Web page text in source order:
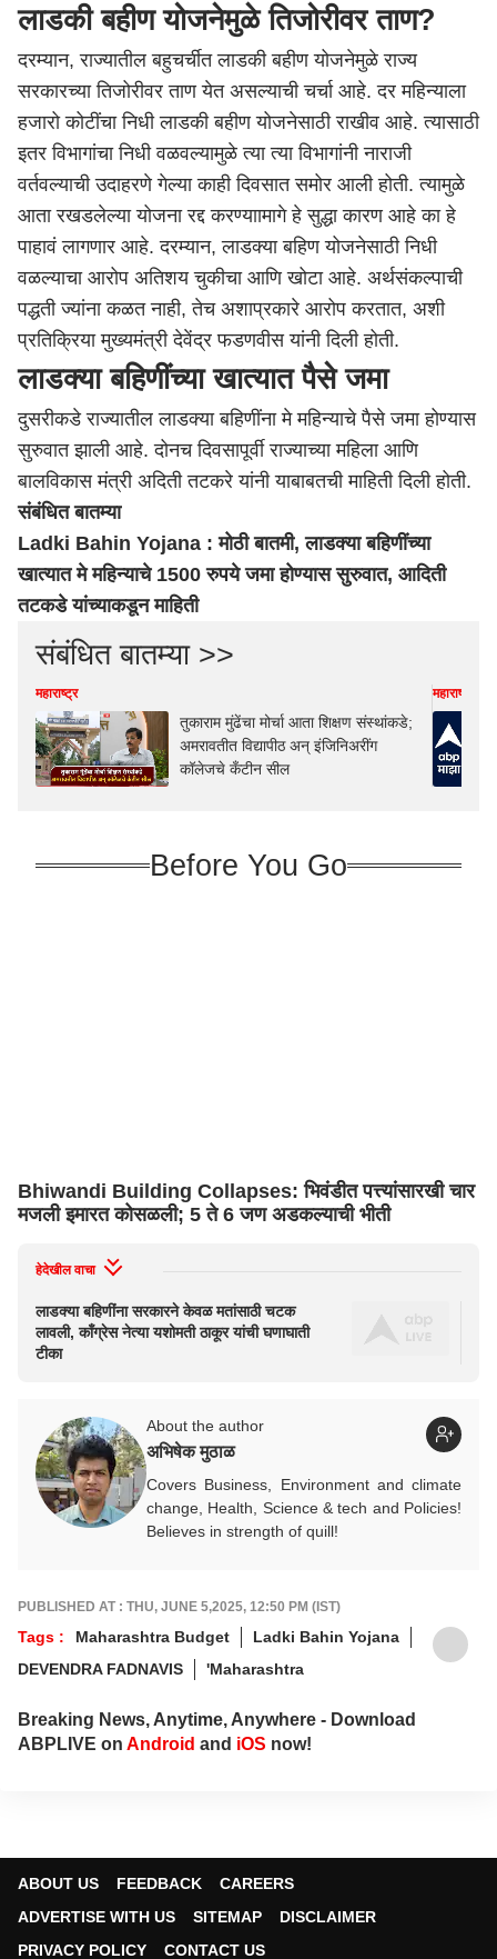
लाडकी बहीण योजनेमुळे तिजोरीवर ताण?
दरम्यान, राज्यातील बहुचर्चीत लाडकी बहीण योजनेमुळे राज्य
सरकारच्या तिजोरीवर ताण येत असल्याची चर्चा आहे. दर महिन्याला
हजारो कोटींचा निधी लाडकी बहीण योजनेसाठी राखीव आहे. त्यासाठी
इतर विभागांचा निधी वळवल्यामुळे त्या त्या विभागांनी नाराजी
वर्तवल्याची उदाहरणे गेल्या काही दिवसात समोर आली होती. त्यामुळे
आता रखडलेल्या योजना रद्द करण्याामागे हे सुद्धा कारण आहे का हे
पाहावं लागणार आहे. दरम्यान, लाडक्या बहिण योजनेसाठी निधी
वळल्याचा आरोप अतिशय चुकीचा आणि खोटा आहे. अर्थसंकल्पाची
पद्धती ज्यांना कळत नाही, तेच अशाप्रकारे आरोप करतात, अशी
प्रतिक्रिया मुख्यमंत्रीदेवेंद्र फडणवीसयांनी दिली होती.
लाडक्या बहिणींच्या खात्यात पैसे जमा
दुसरीकडे राज्यातील लाडक्या बहिणींना मे महिन्याचे पैसे जमा होण्यास
सुरुवात झाली आहे. दोनच दिवसापूर्वी राज्याच्या महिला आणि
बालविकास मंत्री अदिती तटकरे यांनी याबाबतची माहिती दिली होती.
संबंधित बातम्या
Ladki Bahin Yojana : मोठी बातमी, लाडक्या बहिणींच्या
खात्यात मे महिन्याचे 1500 रुपये जमा होण्यास सुरुवात, आदिती
तटकडे यांच्याकडून माहिती
संबंधित बातम्या >>
महाराष्ट्र
तुकाराम मुंढेंचा मोर्चा आता शिक्षण संस्थांकडे;
अमरावतीत विद्यापीठ अन् इंजिनिअरींग
कॉलेजचे कँटीन सील
महाराष्ट्र
Before You Go
Bhiwandi Building Collapses: भिवंडीत पत्त्यांसारखी चार
मजली इमारत कोसळली; 5 ते 6 जण अडकल्याची भीती
हेदेखील वाचा
लाडक्या बहि‍णींना सरकारने केवळ मतांसाठी चटक
लावली, काँग्रेस नेत्या यशोमती ठाकूर यांची घणाघाती
टीका
About the author
अभिषेक मुठाळ
Covers Business, Environment and climate
change, Health, Science & tech and Policies!
Believes in strength of quill!
PUBLISHED AT : THU, JUNE 5,2025, 12:50 PM (IST)
Tags : Maharashtra Budget
Ladki Bahin Yojana
DEVENDRA FADNAVIS
'Maharashtra
Breaking News, Anytime, Anywhere - Download
ABPLIVE on Android and iOS now!
ABOUT US FEEDBACK
CAREERS
ADVERTISE WITH US
SITEMAP
DISCLAIMER
PRIVACY POLICY
CONTACT US